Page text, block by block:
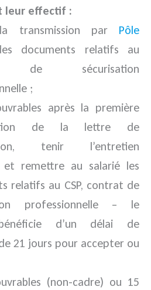
leur effectif :
transmission par Pôle
documents relatifs au
de sécurisation
;
après la première
de la lettre de
tenir l’entretien
et remettre au salarié les
relatifs au CSP, contrat de
professionnelle – le
d’un délai de
21 jours pour accepter ou
(non-cadre) ou 15